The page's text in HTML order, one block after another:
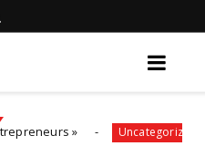
» Uncategorized